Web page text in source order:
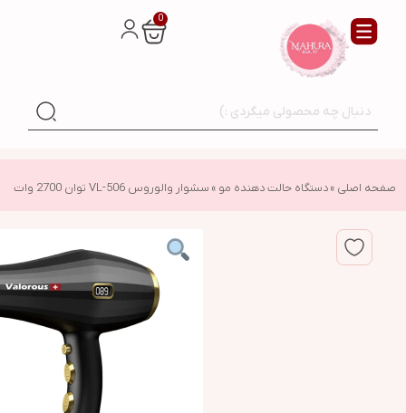
0
صفحه اصلی »دستگاه حالت دهنده مو » سشوار والوروس VL-506 توان 2700 وات